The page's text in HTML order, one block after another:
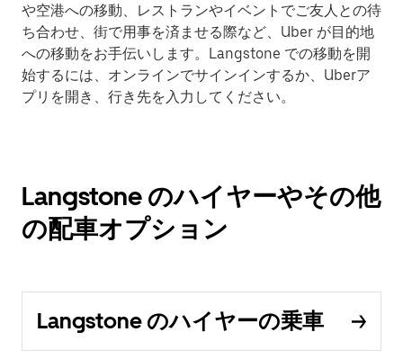
や空港への移動、レストランやイベントでご友人との待
ち合わせ、街で用事を済ませる際など、Uber が目的地
への移動をお手伝いします。Langstone での移動を開
始するには、オンラインでサインインするか、Uberア
プリを開き、行き先を入力してください。
Langstone のハイヤーやその他
の配車オプション
Langstone のハイヤーの乗車